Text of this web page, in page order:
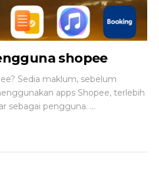
shopee
Sedia maklum, sebelum
apps Shopee, terlebih
sebagai pengguna. ...